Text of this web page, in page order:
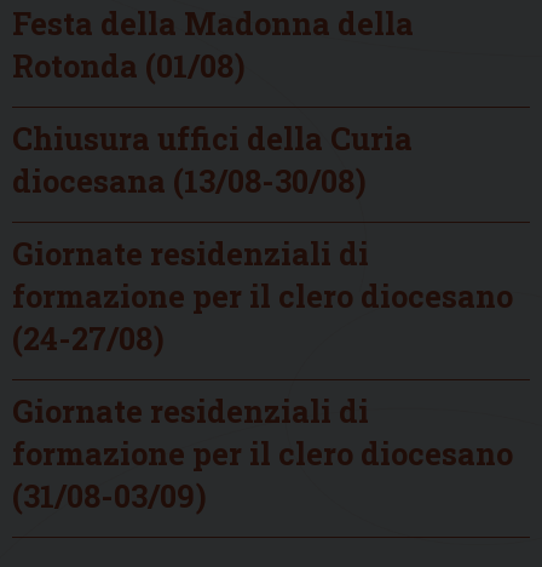
Festa della Madonna della
Rotonda (01/08)
Chiusura uffici della Curia
diocesana (13/08-30/08)
Giornate residenziali di
formazione per il clero diocesano
(24-27/08)
Giornate residenziali di
formazione per il clero diocesano
(31/08-03/09)